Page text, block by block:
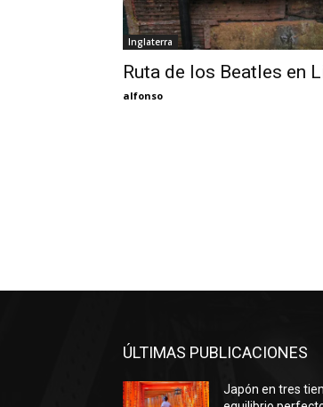
Inglaterra
Ruta de los Beatles en
alfonso
ÚLTIMAS PUBLICACIONES
Japón en tres